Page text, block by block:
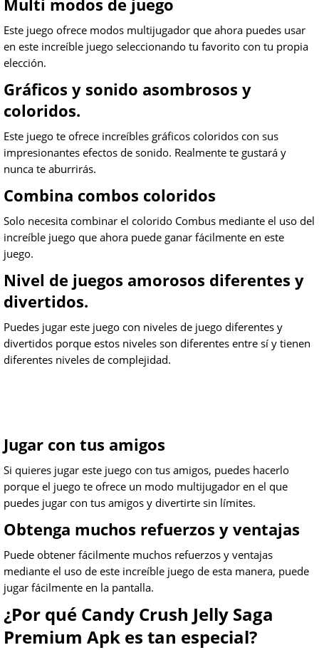
Multi modos de juego
Este juego ofrece modos multijugador que ahora puedes usar
en este increíble juego seleccionando tu favorito con tu propia
elección.
Gráficos y sonido asombrosos y
coloridos.
Este juego te ofrece increíbles gráficos coloridos con sus
impresionantes efectos de sonido. Realmente te gustará y
nunca te aburrirás.
Combina combos coloridos
Solo necesita combinar el colorido Combus mediante el uso del
increíble juego que ahora puede ganar fácilmente en este
juego.
Nivel de juegos amorosos diferentes y
divertidos.
Puedes jugar este juego con niveles de juego diferentes y
divertidos porque estos niveles son diferentes entre sí y tienen
diferentes niveles de complejidad.
Jugar con tus amigos
Si quieres jugar este juego con tus amigos, puedes hacerlo
porque el juego te ofrece un modo multijugador en el que
puedes jugar con tus amigos y divertirte sin límites.
Obtenga muchos refuerzos y ventajas
Puede obtener fácilmente muchos refuerzos y ventajas
mediante el uso de este increíble juego de esta manera, puede
jugar fácilmente en la pantalla.
¿Por qué Candy Crush Jelly Saga
Premium Apk es tan especial?